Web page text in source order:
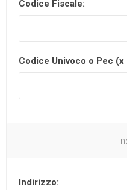
Codice Fiscale:
Codice Univoco o Pec
Indirizzo: